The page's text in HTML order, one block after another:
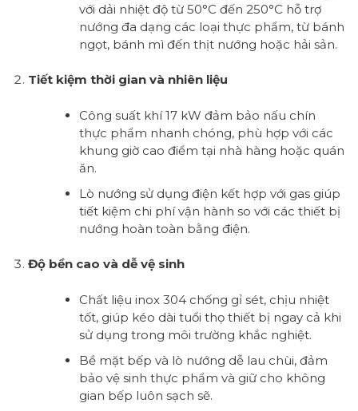
với dải nhiệt độ từ 50°C đến 250°C hỗ trợ
nướng đa dạng các loại thực phẩm, từ bánh
ngọt, bánh mì đến thịt nướng hoặc hải sản.
Tiết kiệm thời gian và nhiên liệu
Công suất khí 17 kW đảm bảo nấu chín
thực phẩm nhanh chóng, phù hợp với các
khung giờ cao điểm tại nhà hàng hoặc quán
ăn.
Lò nướng sử dụng điện kết hợp với gas giúp
tiết kiệm chi phí vận hành so với các thiết bị
nướng hoàn toàn bằng điện.
Độ bền cao và dễ vệ sinh
Chất liệu inox 304 chống gỉ sét, chịu nhiệt
tốt, giúp kéo dài tuổi thọ thiết bị ngay cả khi
sử dụng trong môi trường khắc nghiệt.
Bề mặt bếp và lò nướng dễ lau chùi, đảm
bảo vệ sinh thực phẩm và giữ cho không
gian bếp luôn sạch sẽ.